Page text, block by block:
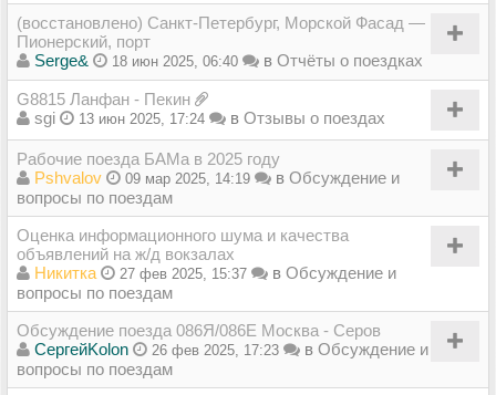
(восстановлено) Санкт-Петербург, Морской Фасад —
Пионерский, порт
Serge&
18 июн 2025, 06:40 в Отчёты о поездках
G8815 Ланфан - Пекин
sgi
13 июн 2025, 17:24 в Отзывы о поездах
Рабочие поезда БАМа в 2025 году
Pshvalov
09 мар 2025, 14:19 в Обсуждение и
вопросы по поездам
Оценка информационного шума и качества
объявлений на ж/д вокзалах
Никитка
27 фев 2025, 15:37 в Обсуждение и
вопросы по поездам
Обсуждение поезда 086Я/086Е Москва - Серов
СергейKolon
26 фев 2025, 17:23 в Обсуждение и
вопросы по поездам